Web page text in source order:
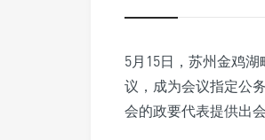
5月15日，苏州金鸡湖
议，成为会议指定公
会的政要代表提供出